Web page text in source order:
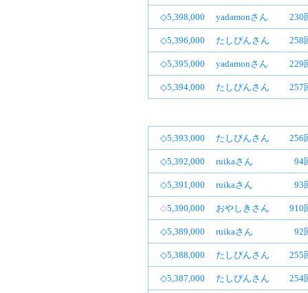
◇5,398,000 yadamonさん 230
◇5,396,000 たしぴんさん 258
◇5,395,000 yadamonさん 229
◇5,394,000 たしぴんさん 257
◇5,393,000 たしぴんさん 256
◇5,392,000 ruikaさん 94
◇5,391,000 ruikaさん 93
◇5,390,000 おやしきさん 910
◇5,389,000 ruikaさん 92
◇5,388,000 たしぴんさん 255
◇5,387,000 たしぴんさん 254